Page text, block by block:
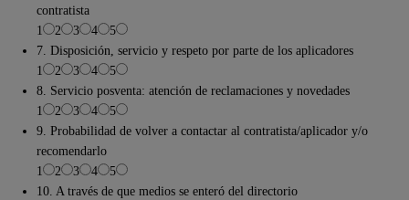
contratista
1
2 3 4
5
7. Disposición, servicio y respeto por parte de los aplicadores
1
2 3 4
5
8. Servicio posventa: atención de reclamaciones y novedades
1
2 3 4
5
9. Probabilidad de volver a contactar al contratista/aplicador y/o
recomendarlo
1
2 3 4
5
10. A través de que medios se enteró del directorio